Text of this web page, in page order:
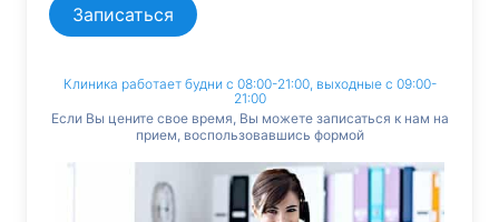
Записаться
Клиника работает будни с 08:00-21:00, выходные с 09:00-
21:00
Если Вы цените свое время, Вы можете записаться к нам на
прием, воспользовавшись формой